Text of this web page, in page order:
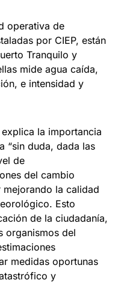
operativa de
por CIEP, están
Tranquilo y
mide agua caída,
e intensidad y
la importancia
“sin duda, dada las
de
del cambio
la calidad
Esto
de la ciudadanía,
organismos del
medidas oportunas
y